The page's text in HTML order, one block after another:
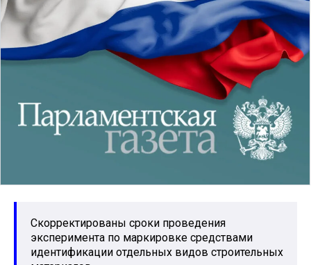
Скорректированы сроки проведения
эксперимента по маркировке средствами
идентификации отдельных видов строительных